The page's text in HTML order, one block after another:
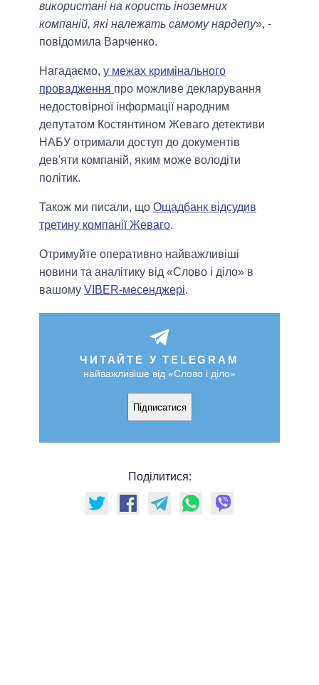
використані на користь іноземних
компаній, які належать самому нардепу», -
повідомила Варченко.
Нагадаємо, у межах кримінального
провадження про можливе декларування
недостовірної інформації народним
депутатом Костянтином Жеваго детективи
НАБУ отримали доступ до документів
дев'яти компаній, яким може володіти
політик.
Також ми писали, що Ощадбанк відсудив
третину компанії Жеваго.
Отримуйте оперативно найважливіші
новини та аналітику від «Слово і діло» в
вашому VIBER-месенджері.
ЧИТАЙТЕ У TELEGRAM
найважливіше від «Слово і діло»
Підписатися
Поділитися: